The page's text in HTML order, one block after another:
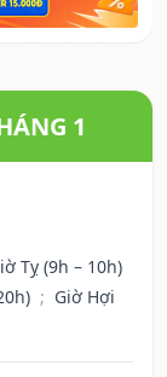
1
Tỵ (9h – 10h)
; Giờ Hợi